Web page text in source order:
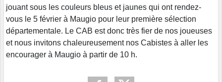
jouant sous les couleurs bleus et jaunes qui ont rendez-
vous le 5 février à Maugio pour leur première sélection
départementale. Le CAB est donc très fier de nos joueuses
et nous invitons chaleureusement nos Cabistes à aller les
encourager à Maugio à partir de 10 h.